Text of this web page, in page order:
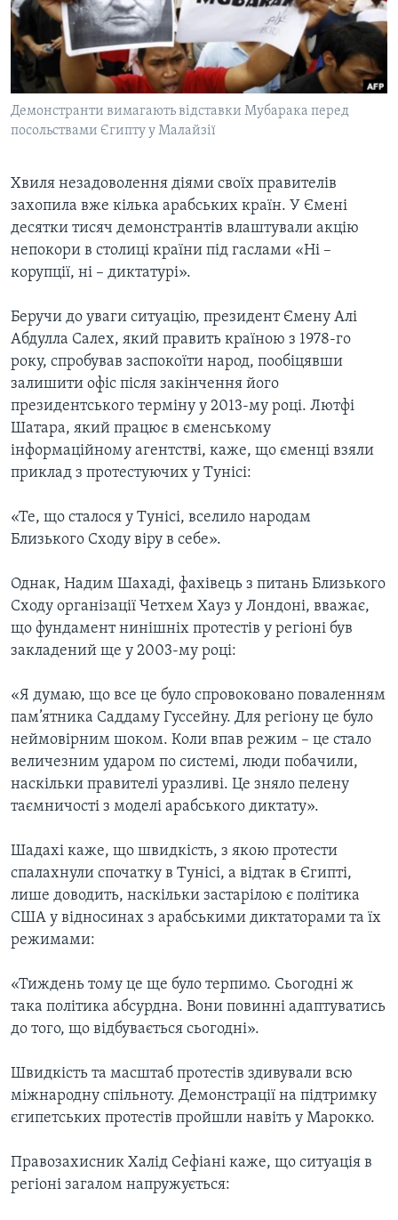
СУСПІЛЬСТВО
ЕКОНОМІКА
ІСТОРІЇ УСПІХУ УКРАЇНЦІВ
ТЕЛЕПРОГРАМИ
СТУДІЯ ВАШИНГТОН
ПРАЙМ-ТАЙМ
ПОГЛЯД З ВАШИНГТОНА
ENGLISH
Learning English
Мови
Демонстранти вимагають відставки Мубарака перед
посольствами Єгипту у Малайзії
Хвиля незадоволення діями своїх правителів
захопила вже кілька арабських країн. У Ємені
десятки тисяч демонстрантів влаштували акцію
непокори в столиці країни під гаслами «Ні –
корупції, ні – диктатурі».
Беручи до уваги ситуацію, президент Ємену Алі
Абдулла Салех, який править країною з 1978-го
року, спробував заспокоїти народ, пообіцявши
залишити офіс після закінчення його
президентського терміну у 2013-му році. Лютфі
Шатара, який працює в єменському
інформаційному агентстві, каже, що єменці взяли
приклад з протестуючих у Тунісі:
«Те, що сталося у Тунісі, вселило народам
Близького Сходу віру в себе».
Однак, Надим Шахаді, фахівець з питань Близького
Сходу організації Четхем Хауз у Лондоні, вважає,
що фундамент нинішніх протестів у регіоні був
закладений ще у 2003-му році:
«Я думаю, що все це було спровоковано поваленням
пам’ятника Саддаму Гуссейну. Для регіону це було
неймовірним шоком. Коли впав режим – це стало
величезним ударом по системі, люди побачили,
наскільки правителі уразливі. Це зняло пелену
таємничості з моделі арабського диктату».
Шадахі каже, що швидкість, з якою протести
спалахнули спочатку в Тунісі, а відтак в Єгипті,
лише доводить, наскільки застарілою є політика
США у відносинах з арабськими диктаторами та їх
режимами:
«Тиждень тому це ще було терпимо. Сьогодні ж
така політика абсурдна. Вони повинні адаптуватись
до того, що відбувається сьогодні».
Швидкість та масштаб протестів здивували всю
міжнародну спільноту. Демонстрації на підтримку
єгипетських протестів пройшли навіть у Марокко.
Правозахисник Халід Сефіані каже, що ситуація в
регіоні загалом напружується: